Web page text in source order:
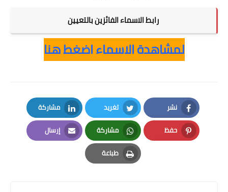
رابط الاسماء الفائزين بالتعيين
لمشاهدة الاسماء اضغط هنا
نشر
Facebook
تغريد
Twitter
مشاركة
LinkedIn
حفظ
Pinterest
مشاركة
Whatsapp
إرسال
Email
طباعة
Print